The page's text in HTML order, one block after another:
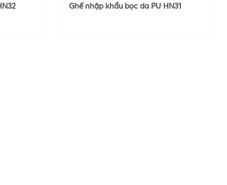
Ghế nhập khẩu bọc da PU HN31